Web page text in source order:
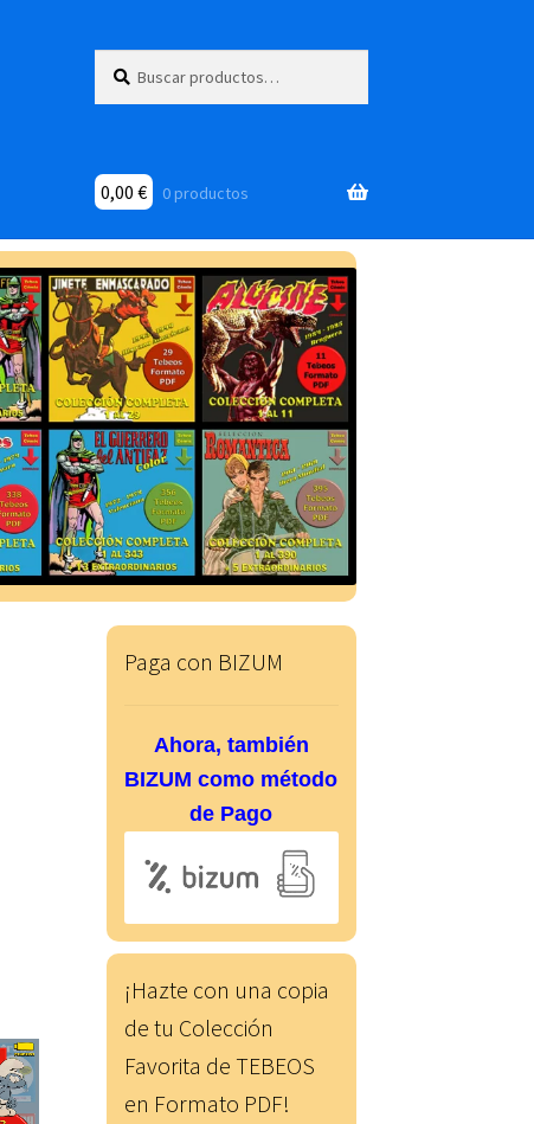
por:
0,00 € 0 productos
Paga con BIZUM
Ahora, también
BIZUM como método
de Pago
¡Hazte con una copia
de tu Colección
Favorita de TEBEOS
en Formato PDF!